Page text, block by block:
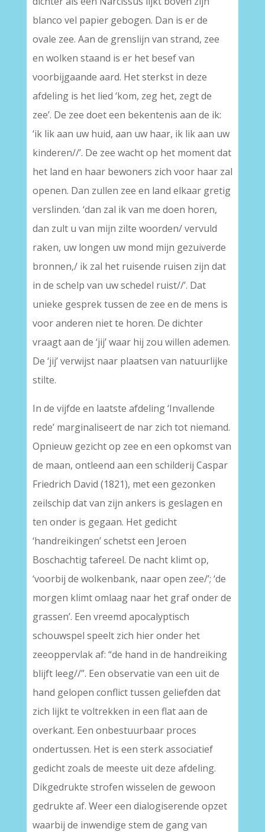
blanco vel papier gebogen. Dan is er de
ovale zee. Aan de grenslijn van strand, zee
en wolken staand is er het besef van
voorbijgaande aard. Het sterkst in deze
afdeling is het lied ‘kom, zeg het, zegt de
zee’. De zee doet een bekentenis aan de ik:
‘ik lik aan uw huid, aan uw haar, ik lik aan uw
kinderen//’. De zee wacht op het moment dat
het land en haar bewoners zich voor haar zal
openen. Dan zullen zee en land elkaar gretig
verslinden. ‘dan zal ik van me doen horen,
dan zult u van mijn zilte woorden/ vervuld
raken, uw longen uw mond mijn gezuiverde
bronnen,/ ik zal het ruisende ruisen zijn dat
in de schelp van uw schedel ruist//’. Dat
unieke gesprek tussen de zee en de mens is
voor anderen niet te horen. De dichter
vraagt aan de ‘jij’ waar hij zou willen ademen.
De ‘jij’ verwijst naar plaatsen van natuurlijke
stilte.
In de vijfde en laatste afdeling ‘Invallende
rede’ marginaliseert de nar zich tot niemand.
Opnieuw gezicht op zee en een opkomst van
de maan, ontleend aan een schilderij Caspar
Friedrich David (1821), met een gezonken
zeilschip dat van zijn ankers is geslagen en
ten onder is gegaan. Het gedicht
‘handreikingen’ schetst een Jeroen
Boschachtig tafereel. De nacht klimt op,
‘voorbij de wolkenbank, naar open zee/’; ‘de
morgen klimt omlaag naar het graf onder de
grassen’. Een vreemd apocalyptisch
schouwspel speelt zich hier onder het
zeeoppervlak af: “de hand in de handreiking
blijft leeg//”. Een observatie van een uit de
hand gelopen conflict tussen geliefden dat
zich lijkt te voltrekken in een flat aan de
overkant. Een onbestuurbaar proces
ondertussen. Het is een sterk associatief
gedicht zoals de meeste uit deze afdeling.
Dikgedrukte strofen wisselen de gewoon
gedrukte af. Weer een dialogiserende opzet
waarbij de inwendige stem de gang van